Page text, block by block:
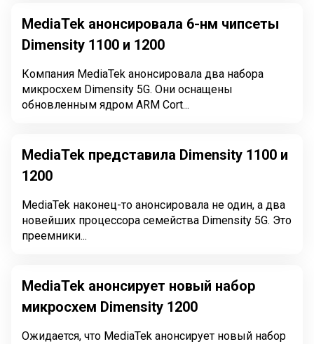
MediaTek анонсировала 6-нм чипсеты
Dimensity 1100 и 1200
Компания MediaTek анонсировала два набора
микросхем Dimensity 5G. Они оснащены
обновленным ядром ARM Cort...
MediaTek представила Dimensity 1100 и
1200
MediaTek наконец-то анонсировала не один, а два
новейших процессора семейства Dimensity 5G. Это
преемники...
MediaTek анонсирует новый набор
микросхем Dimensity 1200
Ожидается, что MediaTek анонсирует новый набор